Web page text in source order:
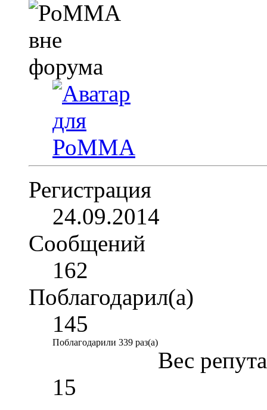
Регистрация
24.09.2014
Сообщений
162
Поблагодарил(а)
145
Поблагодарили 339 раз(а)
Вес
15